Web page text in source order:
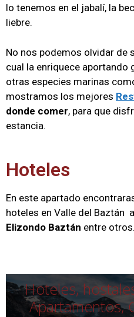
lo tenemos en el jabalí, la
liebre.
No nos podemos olvidar de
cual la enriquece aportando
otras especies marinas
mostramos los mejores
donde comer, para que
estancia.
Hoteles
En este apartado
hoteles en Valle del Baztán
Elizondo Baztán entre otros.
Hoteles,
Apartamentos,